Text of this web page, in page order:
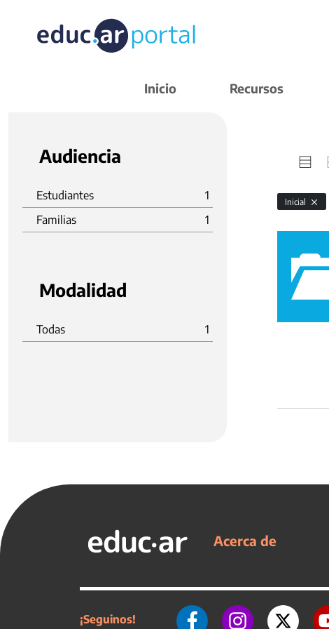
Inicio Recursos
Audiencia
Estudiantes
1
Familias
1
Modalidad
Todas 1
Inicial
Acerca de
¡Seguinos!